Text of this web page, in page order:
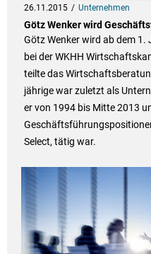
26.11.2015 Unternehmen
Götz Wenker wird
Götz Wenker wird ab dem
bei der WKHH
teilte das
jährige war zuletzt als
er von 1994 bis Mitte 2013
Select, tätig war.